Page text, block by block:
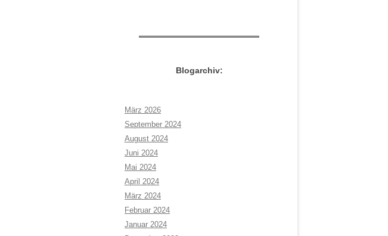
Blogarchiv:
März 2026
September 2024
August 2024
Juni 2024
Mai 2024
April 2024
März 2024
Februar 2024
Januar 2024